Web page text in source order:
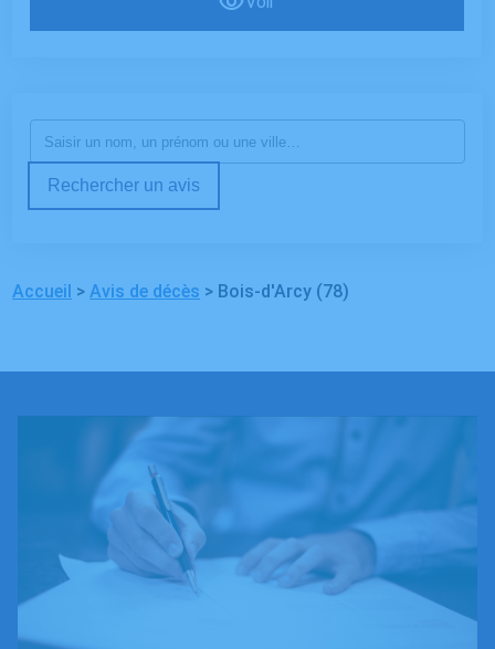
Rechercher un avis
Accueil >Avis de décès > Bois-d'Arcy (78)